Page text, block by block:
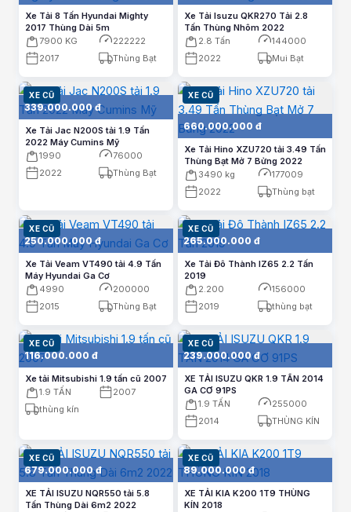
Thaco
Thaco Dongfeng JAC Fuso
Ford
Ford
Mercedes
Mercedes
SINO
TRUK
Sinotruk
KHÁC
Khác
MỨC GIÁ
Trên 1 tỷ
Tìm xe ngay
Xe Tải 8 Tấn Hyundai Mighty
2017 Thùng Dài 5m
7900 KG
222222
2017
Thùng Bạt
Xe Tải Isuzu QKR270 Tải 2.8
Tấn Thùng Nhôm 2022
2.8 Tấn
144000
2022
Mui Bạt
XE CŨ
339.000.000 đ
Xe Tải Jac N200S tải 1.9 Tấn
2022 Máy Cumins Mỹ
1990
76000
2022
Thùng Bạt
XE CŨ
660.000.000 đ
Xe Tải Hino XZU720 tải 3.49 Tấn
Thùng Bạt Mở 7 Bửng 2022
3490 kg
177009
2022
Thùng bạt
XE CŨ
250.000.000 đ
Xe Tải Veam VT490 tải 4.9 Tấn
Máy Hyundai Ga Cơ
4990
200000
2015
Thùng Bạt
XE CŨ
265.000.000 đ
Xe Tải Đô Thành IZ65 2.2 Tấn
2019
2.200
156000
2019
thùng bạt
XE CŨ
116.000.000 đ
Xe tải Mitsubishi 1.9 tấn cũ 2007
1.9 TẤN
2007
thùng kín
XE CŨ
239.000.000 đ
XE TẢI ISUZU QKR 1.9 TẤN 2014
GA CƠ 91PS
1.9 TẤN
255000
2014
THÙNG KÍN
XE CŨ
679.000.000 đ
XE TẢI ISUZU NQR550 tải 5.8
Tấn Thùng Dài 6m2 2022
XE CŨ
89.000.000 đ
XE TẢI KIA K200 1T9 THÙNG
KÍN 2018